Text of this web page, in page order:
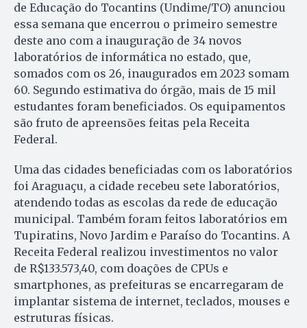
de Educação do Tocantins (Undime/TO) anunciou
essa semana que encerrou o primeiro semestre
deste ano com a inauguração de 34 novos
laboratórios de informática no estado, que,
somados com os 26, inaugurados em 2023 somam
60. Segundo estimativa do órgão, mais de 15 mil
estudantes foram beneficiados. Os equipamentos
são fruto de apreensões feitas pela Receita
Federal.
Uma das cidades beneficiadas com os laboratórios
foi Araguaçu, a cidade recebeu sete laboratórios,
atendendo todas as escolas da rede de educação
municipal. Também foram feitos laboratórios em
Tupiratins, Novo Jardim e Paraíso do Tocantins. A
Receita Federal realizou investimentos no valor
de R$133.573,40, com doações de CPUs e
smartphones, as prefeituras se encarregaram de
implantar sistema de internet, teclados, mouses e
estruturas físicas.